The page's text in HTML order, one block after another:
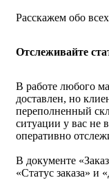
Расскажем обо
Отслеживайте
В работе любого
доставлен, но
переполненный
ситуации у вас не
оперативно
В документе
«Статус заказа» и